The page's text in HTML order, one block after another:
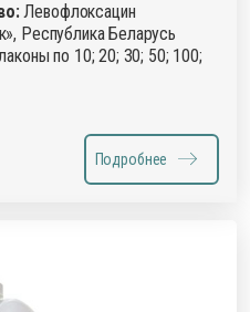
Левофлоксацин
Республика Беларусь
по 10; 20; 30; 50; 100;
Подробнее